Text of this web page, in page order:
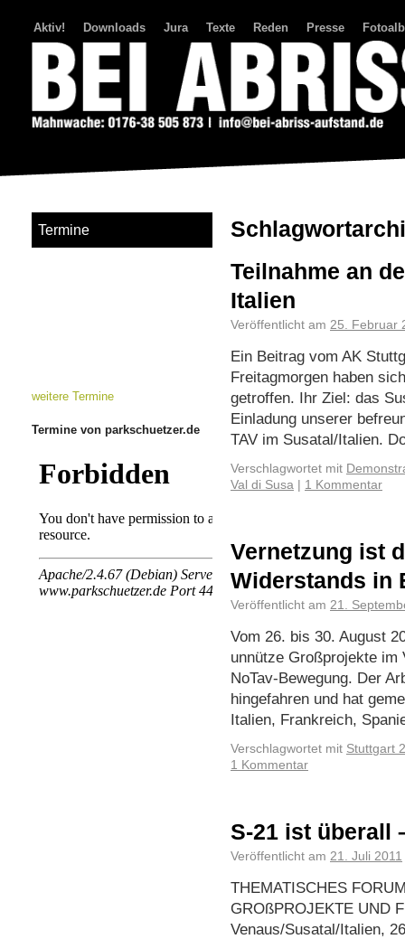
Aktiv! Downloads Jura Texte Reden Presse
Teilnahme an
Italien
Veröffentlicht am 25. Februar
Ein Beitrag vom AK
Freitagmorgen haben
getroffen. Ihr Ziel: das
Einladung unserer
TAV im Susatal/Italien.
Verschlagwortet mit
Val di Susa
1 Kommentar
Vernetzung ist
Widerstands in
Veröffentlicht am 21.
Vom 26. bis 30. August
unnütze Großprojekte
NoTav-Bewegung. Der
hingefahren und hat
Italien, Frankreich,
Verschlagwortet mit Stuttgart
1 Kommentar
S-21 ist überall
Veröffentlicht am 21. Juli 2011
THEMATISCHES
GROßPROJEKTE UND
Venaus/Susatal/Italien,
Termine
weitere Termine
Termine von parkschuetzer.de